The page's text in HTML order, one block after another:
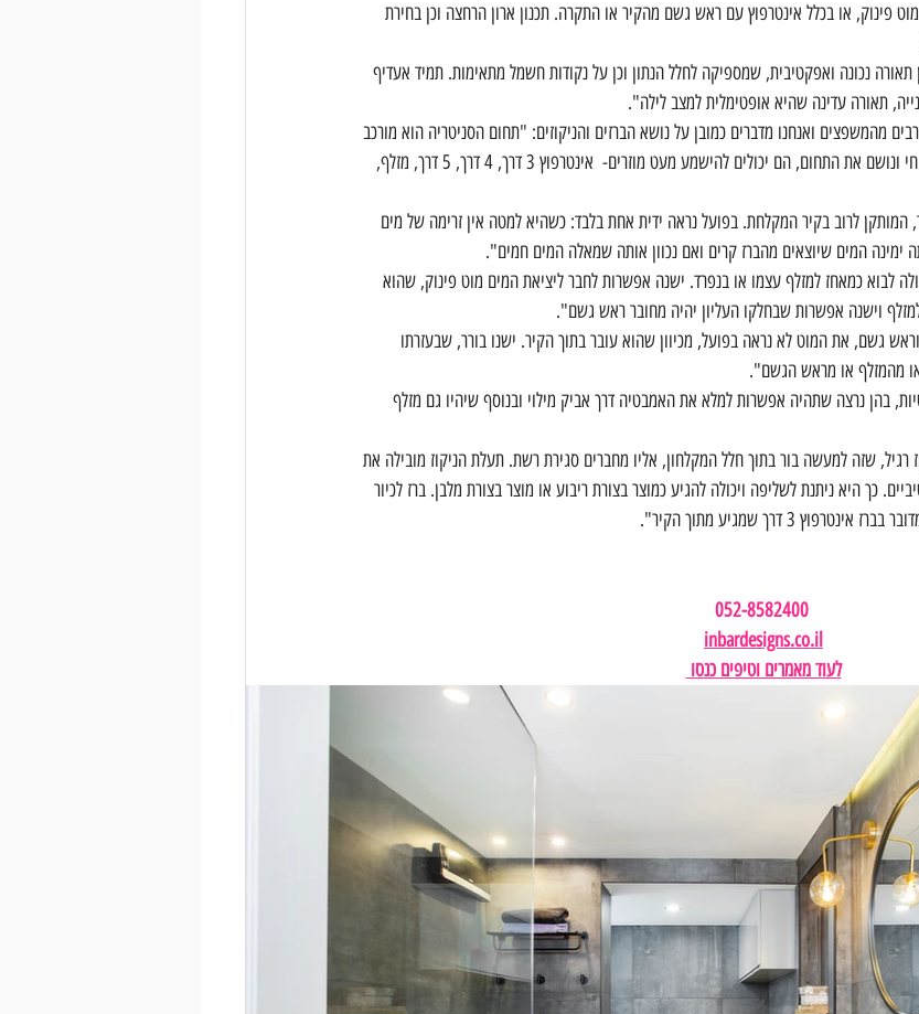
פינוק, או בכלל אינטרפוץ עם ראש גשם מהקיר או התקרה. תכנון ארון הרחצה וכן בחירת
נכונה ואפקטיבית, שמספיקה לחלל הנתון וכן על נקודות חשמל מתאימות. תמיד אעדיף
תאורה עדינה שהיא אופטימלית למצב לילה".
מהמשפצים ואנחנו מדברים כמובן על נושא הברזים והניקוזים: "תחום הסניטריה הוא מורכב
וכולל בתוכו הרבה מושגים שעבור מי שאינו חי ונושם את התחום, הם יכולים להישמע מעט מוזרים-  אינטרפוץ 3 דרך, 4 דרך, 5 דרך, מזלף,
המותקן לרוב בקיר המקלחת. בפועל נראה ידית אחת בלבד: כשהיא למטה אין זרימה של מים
ימינה המים שיוצאים מהברז קרים ואם נכוון אותה שמאלה המים חמים".
יציאת המים יכולה לבוא כמאחז למזלף עצמו או בנפרד. ישנה אפשרות לחבר ליציאת המים מוט פינוק, שהוא
וישנה אפשרות שבחלקו העליון יהיה מחובר ראש גשם".
מזלף וראש גשם, את המוט לא נראה בפועל, מכיוון שהוא עובר בתוך הקיר. ישנו בורר, שבעזרתו
או מהמזלף או מראש הגשם".
של אמבטיות, בהן נרצה שתהיה אפשרות למלא את האמבטיה דרך אביק מילוי ובנוסף שיהיו גם מזלף
רגיל, שזה למעשה בור בתוך חלל המקלחון, אליו מחברים סגירת רשת. תעלת הניקוז מובילה את
כך היא ניתנת לשליפה ויכולה להגיע כמוצר בצורת ריבוע או מוצר בצורת מלבן. ברז לכיור
3 דרך שמגיע מתוך הקיר".
052-8582400
inbardesigns.co.il
לעוד מאמרים וטיפים כנסו